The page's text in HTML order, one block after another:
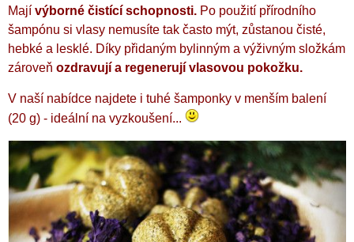
Mají výborné čistící schopnosti. Po použití přírodního
šampónu si vlasy nemusíte tak často mýt, zůstanou čisté,
hebké a lesklé. Díky přidaným bylinným a výživným složkám
zároveň ozdravují a regenerují vlasovou pokožku.
V naší nabídce najdete i tuhé šamponky v menším balení
(20 g) - ideální na vyzkoušení...